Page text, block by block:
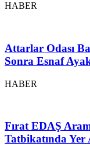
HABER
Attarlar Odası
Sonra Esnaf
HABER
Fırat EDAŞ
Tatbikatında Yer